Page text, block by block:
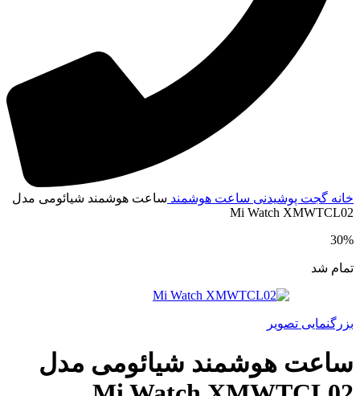
گجت پوشیدنی ساعت هوشمندساعت هوشمند شیائومی مدل
Mi Watch
شد
تصویر
هوشمند شیائومی مدل